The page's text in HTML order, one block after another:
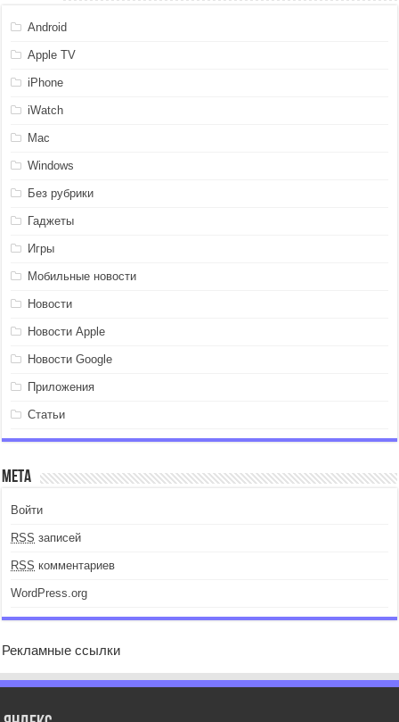
Android
Apple TV
iPhone
iWatch
Mac
Windows
Без рубрики
Гаджеты
Игры
Мобильные новости
Новости
Новости Apple
Новости Google
Приложения
Статьи
Мета
Войти
RSS записей
RSS комментариев
WordPress.org
Рекламные ссылки